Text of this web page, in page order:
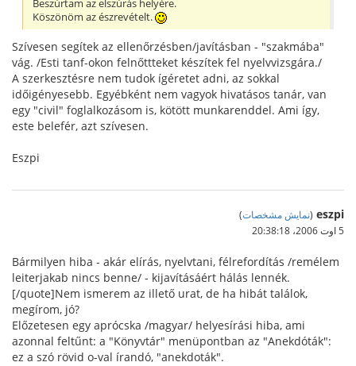
Beszúrtam az elszúrás helyére.
Köszönöm az észrevételt.
Szívesen segítek az ellenőrzésben/javításban - "szakmába"
vág. /Esti tanf-okon felnőttteket készítek fel nyelvvizsgára./
A szerkesztésre nem tudok ígéretet adni, az sokkal
időigényesebb. Egyébként nem vagyok hivatásos tanár, van
egy "civil" foglalkozásom is, kötött munkarenddel. Ami így,
este belefér, azt szívesen.
Eszpi
eszpi
(نمایش مشخصات)
5 اوت 2006،‏ 20:38:18
Bármilyen hiba - akár elírás, nyelvtani, félrefordítás /remélem
leiterjakab nincs benne/ - kijavításáért hálás lennék.
[/quote]Nem ismerem az illető urat, de ha hibát találok,
megírom, jó?
Előzetesen egy aprócska /magyar/ helyesírási hiba, ami
azonnal feltűnt: a "Könyvtár" menüpontban az "Anekdóták":
ez a szó rövid o-val írandó, "anekdoták".